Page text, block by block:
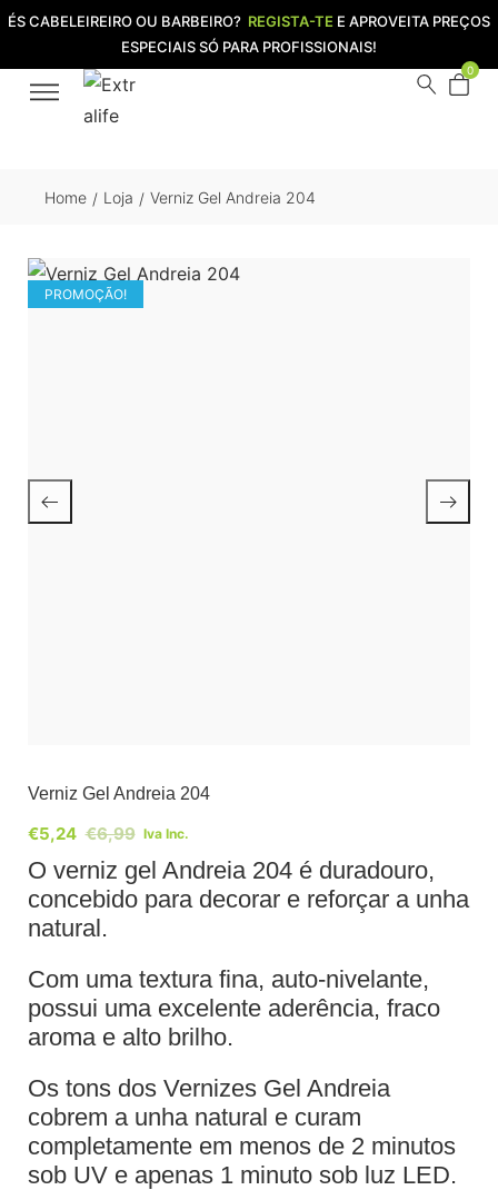
ÉS CABELEIREIRO OU BARBEIRO? REGISTA-TE E APROVEITA PREÇOS
ESPECIAIS SÓ PARA PROFISSIONAIS!
0
Home / Loja / Verniz Gel Andreia 204
PROMOÇÃO!
Verniz Gel Andreia 204
€6,99
€5,24 Iva Inc.
O verniz gel Andreia 204 é duradouro,
concebido para decorar e reforçar a unha
natural.
Com uma textura fina, auto-nivelante,
possui uma excelente aderência, fraco
aroma e alto brilho.
Os tons dos Vernizes Gel Andreia
cobrem a unha natural e curam
completamente em menos de 2 minutos
sob UV e apenas 1 minuto sob luz LED.